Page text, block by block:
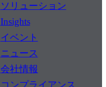
ソリューション
Insights
イベント
ニュース
会社情報
コンプライアンス